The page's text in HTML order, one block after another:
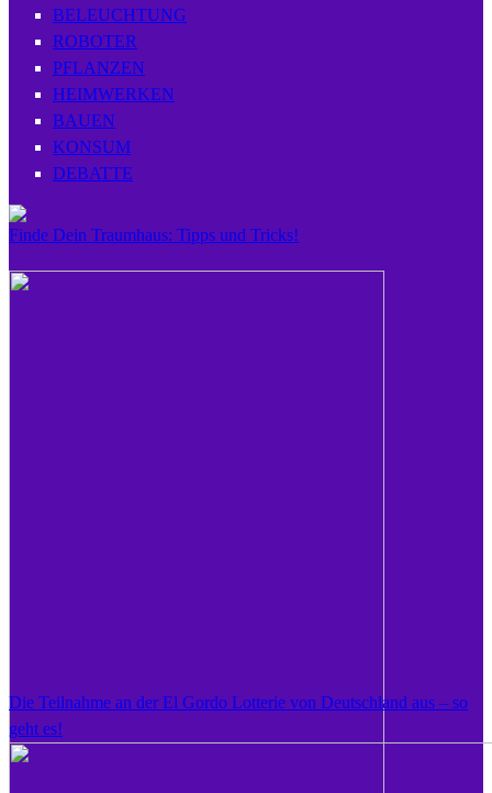
BELEUCHTUNG
ROBOTER
PFLANZEN
HEIMWERKEN
BAUEN
KONSUM
DEBATTE
Finde Dein Traumhaus: Tipps und Tricks!
Die Teilnahme an der El Gordo Lotterie von Deutschland aus – so
geht es!